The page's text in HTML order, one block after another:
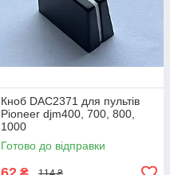
Кноб DAC2371 для пультів
Pioneer djm400, 700, 800,
1000
Готово до відправки